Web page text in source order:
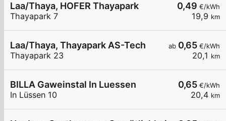
0,49 €/kWh
19,9 km
Laa/Thaya, HOFER Thayapark
Thayapark 7
ab 0,65 €/kWh
20,1 km
Laa/Thaya, Thayapark AS-Tech
Thayapark 23
0,65 €/kWh
20,4 km
BILLA Gaweinstal In Luessen
In Lüssen 10